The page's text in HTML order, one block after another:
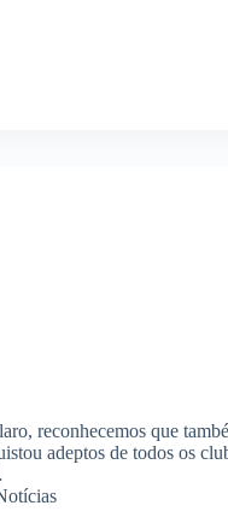
reconhecemos que
adeptos de todos os